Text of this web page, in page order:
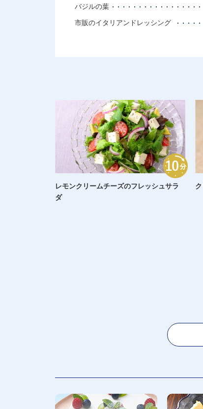
バジルの葉
市販のイタリアンドレッシング
レモンクリームチーズのフレッシュサラ
ダ